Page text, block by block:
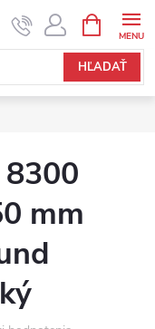
HĽADAŤ
mm